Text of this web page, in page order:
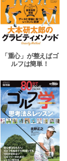
「重心」が整えばゴ
ルフは簡単！